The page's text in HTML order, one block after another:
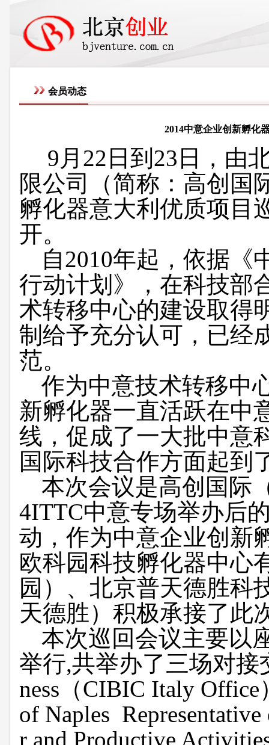
会员动态
2014中意企业创新孵化
9 月22 日 到 23 日，由
限公司（简称：高创国
孵化器意大利优质项目
开。
自2010年起，依据《
行动计划》，在科技部
术转移中心的建设取得
制给予充分认可，已经
范。
作为中意技术转移中
新孵化器一直活跃在中
线，促成了一大批中意
国际科技合作方面起到
本次会议是高创国际
4ITTC中意专场举办后
动，作为中意企业创新
欧科园科技孵化器中心
园）、北京普天德胜科
天德胜）积极承接了此
本次巡回会议主要以
举行,共举办了三场对接
ness （CIBIC Italy Office
of Naples
r and Productive